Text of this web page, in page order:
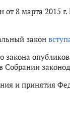
от 8 марта 2015
закон
закона
Собрании
и принятия